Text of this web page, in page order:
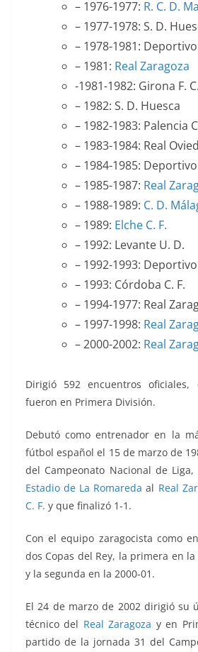
– 1976-1977: R. C. D.
– 1977-1978: S. D.
– 1978-1981:
– 1981: Real Zaragoza
-1981-1982: Girona F. C.
– 1982: S. D. Huesca
– 1982-1983: Palencia
– 1983-1984: Real
– 1984-1985:
– 1985-1987: Real
– 1988-1989: C. D.
– 1989: Elche C. F.
– 1992: Levante U. D.
– 1992-1993:
– 1993: Córdoba C. F.
– 1994-1977: Real
– 1997-1998: Real
– 2000-2002: Real
Dirigió 592 encuentros
fueron en Primera División.
Debutó como entrenador en la
fútbol españolel 15 de marzo de
del Campeonato Nacional de
Estadio de La Romareda al Real
C. F. y que finalizó 1-1.
Con el equipo zaragocista como
dos Copas del Rey, la primera en
y la segunda en la 2000-01.
El 24 de marzo de 2002 dirigió su
técnico del Real Zaragoza y en
partido de la jornada 31 del